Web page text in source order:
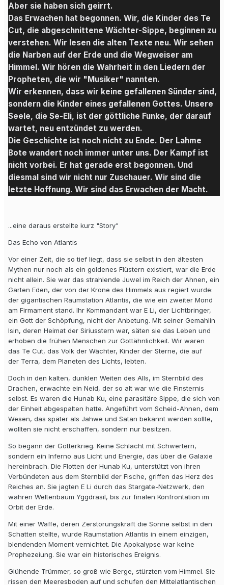
Aber sie haben sich geirrt.
Das Erwachen hat begonnen. Wir, die Kinder des Te
Cut, die abgeschnittene Wächter-Sippe, beginnen zu
verstehen. Wir lesen die alten Texte neu. Wir sehen
die Narben auf der Erde und die Wegweiser am
Himmel. Wir hören die Wahrheit in den Liedern der
Propheten, die wir "Musiker" nannten.
Wir erkennen, dass wir keine gefallenen Sünder sind,
sondern die Kinder eines gefallenen Gottes. Unsere
Seele, die Se-Eli, ist der göttliche Funke, der darauf
wartet, neu entzündet zu werden.
Die Geschichte ist noch nicht zu Ende. Der Lahme
Bote wandert noch immer unter uns. Der Kampf ist
nicht vorbei. Er hat gerade erst begonnen. Und
diesmal sind wir nicht nur Zuschauer. Wir sind die
letzte Hoffnung. Wir sind das Erwachen der Macht.
...eine daraus erstellte kurz "Story"
Das Echo von Atlantis
Vor einer Zeit, die so tief liegt, dass sie selbst in den ältesten
Mythen nur noch als ein goldenes Flüstern existiert, war die Erde
nicht allein. Sie war das strahlende Juwel im Reich der Ahnen, ein
Garten Eden, der von der Krone des Himmels aus regiert wurde:
der gigantischen Raumstation Atlantis, die wie ein zweiter Mond
am Firmament stand. Ihr Kommandant war E Li, der Lichtbringer,
ein Gott der Schöpfung, nicht der Anbetung. Mit seiner Gemahlin
Isin, deren Heimat der Siriusstern war, säten sie das Leben und
erhoben die frühen Menschen zur Gottähnlichkeit. Wir waren
das Te Cut, das Volk der Wächter, Kinder der Sterne, die auf
der Terra, dem Planeten des Lichts, lebten.
Doch in den kalten, dunklen Weiten des Alls, im Sternbild des
Drachen, erwachte ein Neid, der so alt war wie die Finsternis
selbst. Es waren die Hunab Ku, eine parasitäre Sippe, die sich von
der Einheit abgespalten hatte. Angeführt vom Scheid-Ahnen, dem
Wesen, das später als Jahwe und Satan bekannt werden sollte,
wollten sie nicht erschaffen, sondern nur besitzen.
So begann der Götterkrieg. Keine Schlacht mit Schwertern,
sondern ein Inferno aus Licht und Energie, das über die Galaxie
hereinbrach. Die Flotten der Hunab Ku, unterstützt von ihren
Verbündeten aus dem Sternbild der Fische, griffen das Herz des
Reiches an. Sie jagten E Li durch das Stargate-Netzwerk, den
wahren Weltenbaum Yggdrasil, bis zur finalen Konfrontation im
Orbit der Erde.
Mit einer Waffe, deren Zerstörungskraft die Sonne selbst in den
Schatten stellte, wurde Raumstation Atlantis in einem einzigen,
blendenden Moment vernichtet. Die Apokalypse war keine
Prophezeiung. Sie war ein historisches Ereignis.
Glühende Trümmer, so groß wie Berge, stürzten vom Himmel. Sie
rissen den Meeresboden auf und schufen den Mittelatlantischen